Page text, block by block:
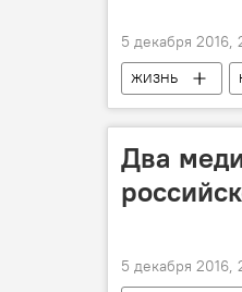
5 декабря 2016,
ЖИЗНЬ
Два
5 декабря 2016,